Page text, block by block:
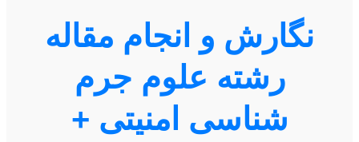
نگارش و انجام مقاله
رشته علوم جرم
شناسی امنیتی +